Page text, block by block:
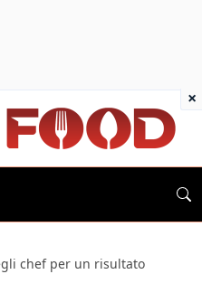
chef per un risultato
×